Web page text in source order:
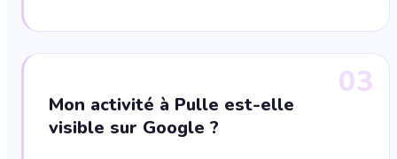
03
Mon activité à Pulle est-elle
visible sur Google ?